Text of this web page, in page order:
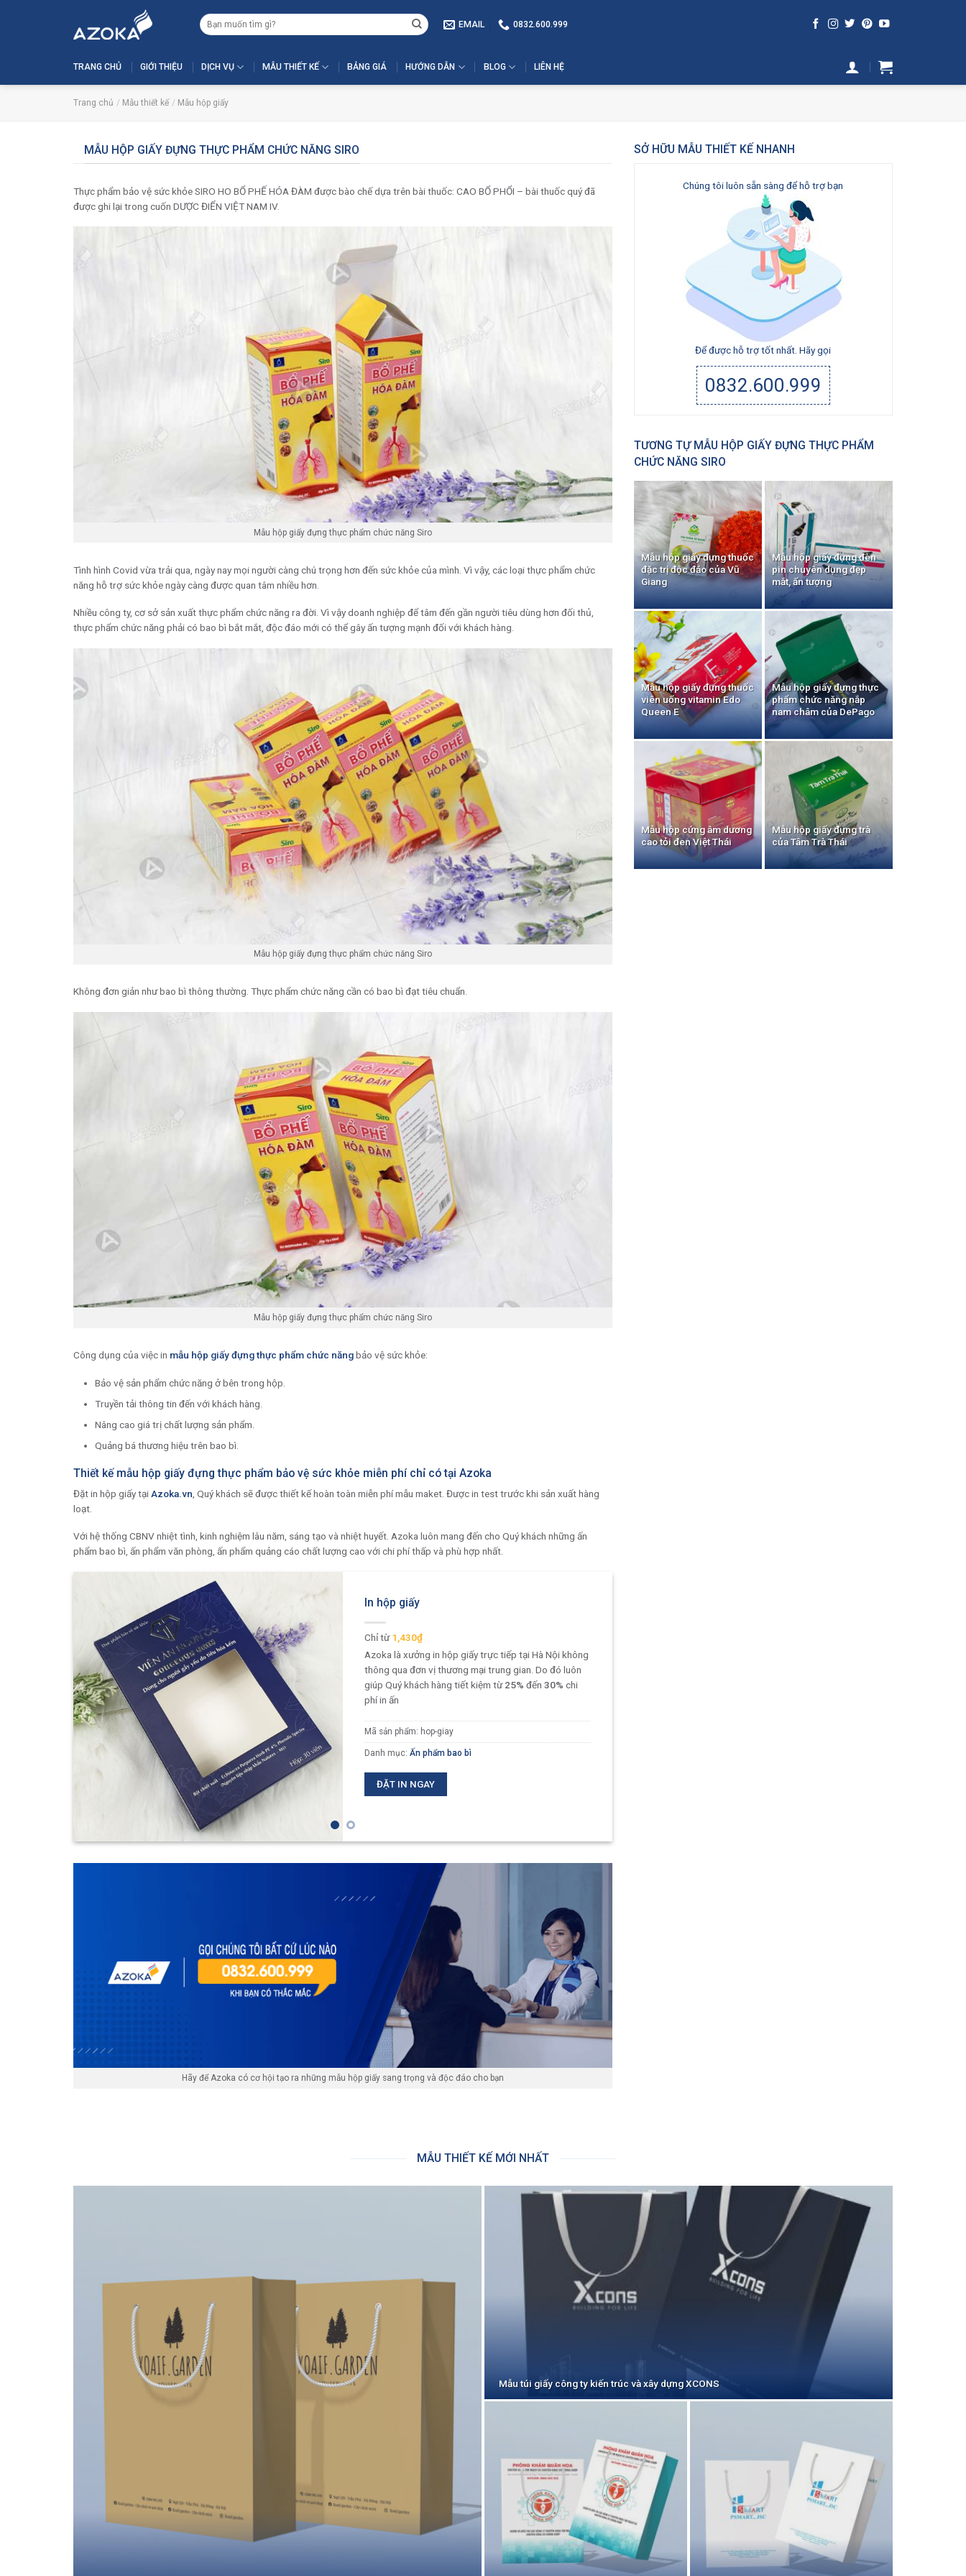
Tìm
kiếm:
EMAIL 0832.600.999
TRANG CHỦ GIỚI THIỆU DỊCH VỤ MẪU THIẾT KẾ BẢNG GIÁ HƯỚNG DẪN BLOG LIÊN HỆ
Trang chủ / Mẫu thiết kế / Mẫu hộp giấy
SỞ HỮU MẪU THIẾT KẾ NHANH
Chúng tôi luôn sẵn sàng để hỗ trợ bạn
Để được hỗ trợ tốt nhất. Hãy gọi
0832.600.999
TƯƠNG TỰ MẪU HỘP GIẤY ĐỰNG THỰC PHẨM
CHỨC NĂNG SIRO
Mẫu hộp giấy đựng thuốc
đặc trị độc đáo của Vũ
Giang
Mẫu hộp giấy đựng đèn
pin chuyên dụng đẹp
mắt, ấn tượng
Mẫu hộp giấy đựng thuốc
viên uống vitamin Edo
Queen E
Mẫu hộp giấy đựng thực
phẩm chức năng nắp
nam châm của DePago
Mẫu hộp cứng âm dương
cao tỏi đen Việt Thái
Mẫu hộp giấy đựng trà
của Tâm Trà Thái
MẪU HỘP GIẤY ĐỰNG THỰC PHẨM CHỨC NĂNG SIRO
Thực phẩm bảo vệ sức khỏe SIRO HO BỔ PHẾ HÓA ĐÀM được bào chế dựa trên bài thuốc: CAO BỔ PHỔI – bài thuốc quý đã
được ghi lại trong cuốn DƯỢC ĐIỂN VIỆT NAM IV.
Mẫu hộp giấy đựng thực phẩm chức năng Siro
Tình hình Covid vừa trải qua, ngày nay mọi người càng chú trọng hơn đến sức khỏe của mình. Vì vậy, các loại thực phẩm chức
năng hỗ trợ sức khỏe ngày càng được quan tâm nhiều hơn.
Nhiều công ty, cơ sở sản xuất thực phẩm chức năng ra đời. Vì vậy doanh nghiệp để tâm đến gần người tiêu dùng hơn đối thủ,
thực phẩm chức năng phải có bao bì bắt mắt, độc đáo mới có thể gây ấn tượng mạnh đối với khách hàng.
Mẫu hộp giấy đựng thực phẩm chức năng Siro
Không đơn giản như bao bì thông thường. Thực phẩm chức năng cần có bao bì đạt tiêu chuẩn.
Mẫu hộp giấy đựng thực phẩm chức năng Siro
Công dụng của việc in mẫu hộp giấy đựng thực phẩm chức năngbảo vệ sức khỏe:
Bảo vệ sản phẩm chức năng ở bên trong hộp.
Truyền tải thông tin đến với khách hàng.
Nâng cao giá trị chất lượng sản phẩm.
Quảng bá thương hiệu trên bao bì.
Thiết kế mẫu hộp giấy đựng thực phẩm bảo vệ sức khỏe miễn phí chỉ có tại Azoka
Đặt in hộp giấy tại Azoka.vn , Quý khách sẽ được thiết kế hoàn toàn miễn phí mẫu maket. Được in test trước khi sản xuất hàng
loạt.
Với hệ thống CBNV nhiệt tình, kinh nghiệm lâu năm, sáng tạo và nhiệt huyết. Azoka luôn mang đến cho Quý khách những ấn
phẩm bao bì, ấn phẩm văn phòng, ấn phẩm quảng cáo chất lượng cao với chi phí thấp và phù hợp nhất.
In hộp giấy
1,430₫
Azoka là xưởng in hộp giấy trực tiếp tại Hà Nội không
thông qua đơn vị thương mại trung gian. Do đó luôn
giúp Quý khách hàng tiết kiệm từ25% đến 30% chi
phí in ấn
Mã sản phẩm: hop-giay
Danh mục: Ấn phẩm bao bì
ĐẶT IN NGAY
Hãy để Azoka có cơ hội tạo ra những mẫu hộp giấy sang trọng và độc đáo cho bạn
MẪU THIẾT KẾ MỚI NHẤT
Mẫu túi giấy công ty kiến trúc và xây dựng XCONS